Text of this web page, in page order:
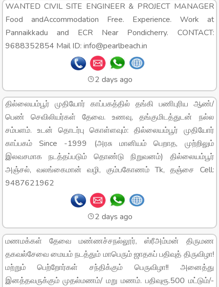
WANTED CIVIL SITE ENGINEER & PROJECT MANAGER
Food andAccommodation Free. Experience. Work at
Pannaikkadu and ECR Near Pondicherry. CONTACT:
9688352854 Mail ID: info@pearlbeach.in
2 days ago
தில்லையம்பூர் முதியோர் காப்பகத்தில் தங்கி பணிபுரிய ஆண்/
பெண் செவிலியர்கள் தேவை. உணவு, தங்குமிடத்துடன் நல்ல
சம்பளம். உடன் தொடர்பு கொள்ளவும்: தில்லையம்பூர் முதியோர்
காப்பகம் Since -1999 (அரசு மானியம் பெறாத, முற்றிலும்
இலவசமாக நடத்தப்படும் தொண்டு நிறுவனம்) தில்லையம்பூர்
அஞ்சல், வலங்கைமான் வழி, கும்பகோணம் Tk, தஞ்சை Cell:
9487621962
2 days ago
மணமக்கள் தேவை மண்ணச்சநல்லூர், ஸ்ரீஅம்மன் திருமண
தகவல்சேவை மையம் நடத்தும் மாபெரும் ஜாதகப் பதிவுத் திருவிழா!
மற்றும் பெற்றோர்கள் சந்திக்கும் பெருவிழா!! அனைத்து
இனத்தவருக்கும் முதல்மணம்/ மறு மணம். பதிவுரூ.500 மட்டும்/-